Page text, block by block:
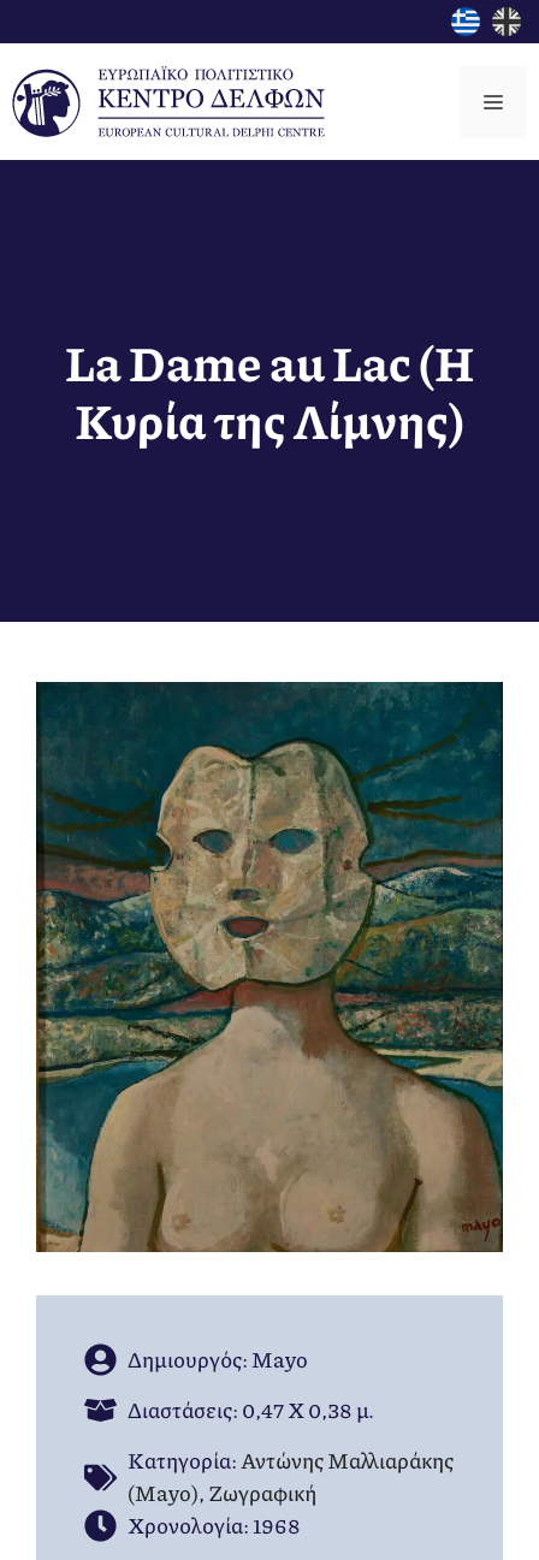
σε
περιεχόμενο
La Dame au Lac (Η
Κυρία της Λίμνης)
Δημιουργός: Mayo
Διαστάσεις: 0,47 Χ 0,38 μ.
Kατηγορία:Αντώνης Μαλλιαράκης
(Mayo),Ζωγραφική
Χρονολογία: 1968